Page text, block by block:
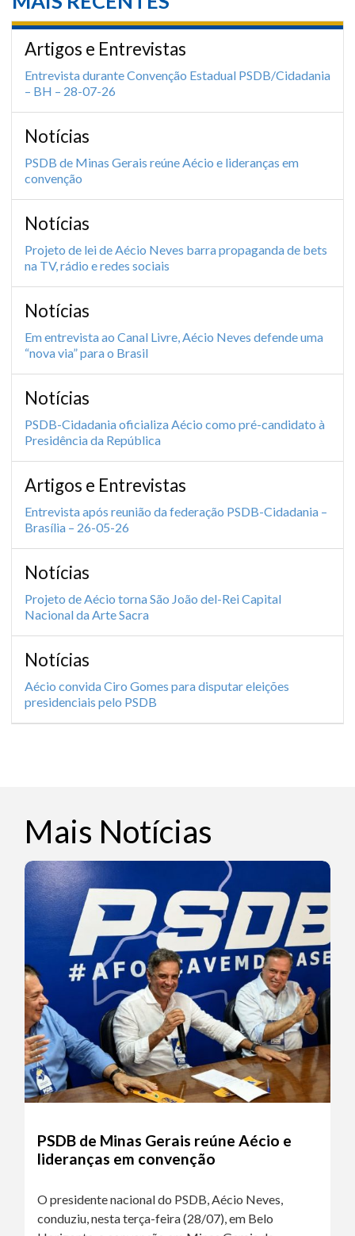
Artigos e Entrevistas
Entrevista durante Convenção Estadual PSDB/Cidadania
– BH – 28-07-26
Notícias
PSDB de Minas Gerais reúne Aécio e lideranças em
convenção
Notícias
Projeto de lei de Aécio Neves barra propaganda de bets
na TV, rádio e redes sociais
Notícias
Em entrevista ao Canal Livre, Aécio Neves defende uma
“nova via” para o Brasil
Notícias
PSDB-Cidadania oficializa Aécio como pré-candidato à
Presidência da República
Artigos e Entrevistas
Entrevista após reunião da federação PSDB-Cidadania –
Brasília – 26-05-26
Notícias
Projeto de Aécio torna São João del-Rei Capital
Nacional da Arte Sacra
Notícias
Aécio convida Ciro Gomes para disputar eleições
presidenciais pelo PSDB
Mais Notícias
PSDB de Minas Gerais reúne Aécio e
lideranças em convenção
O presidente nacional do PSDB, Aécio Neves,
conduziu, nesta terça-feira (28/07), em Belo